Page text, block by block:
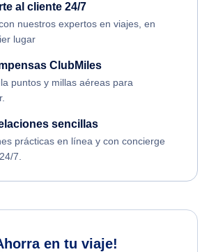
al cliente 24/7
nuestros expertos en viajes, en
lugar
ClubMiles
puntos y millas aéreas para
sencillas
prácticas en línea y con concierge
7.
en tu viaje!